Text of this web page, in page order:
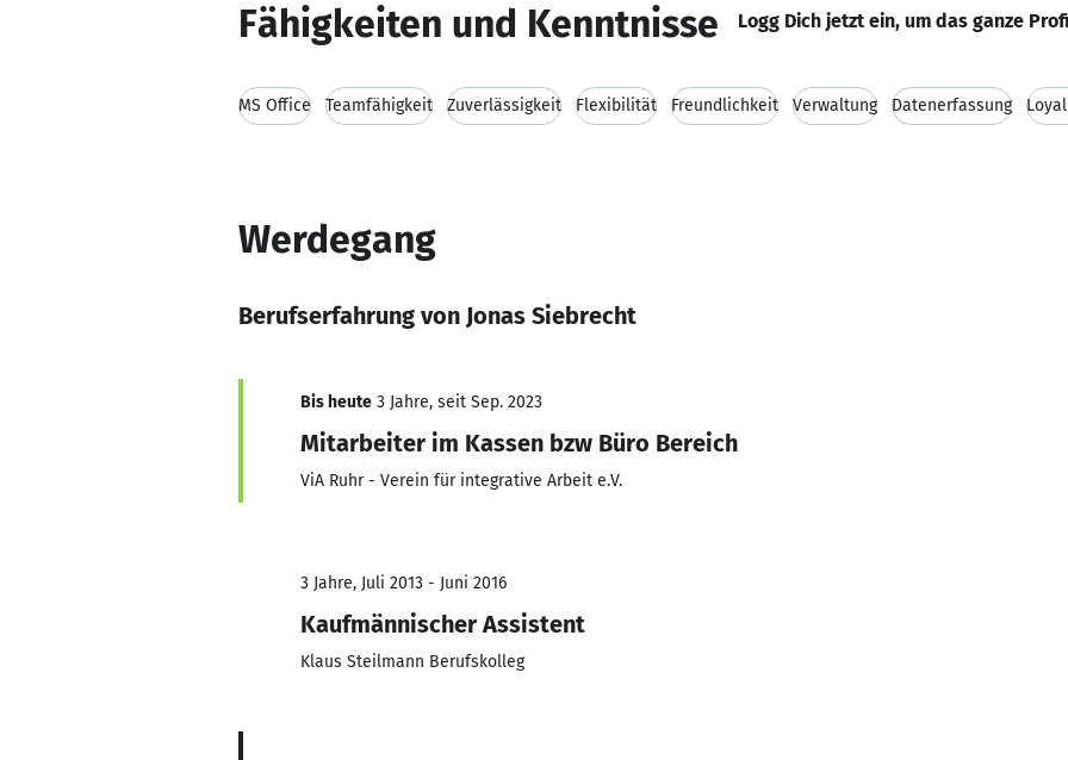
Fähigkeiten und Kenntnisse Logg Dich jetzt ein, um das ganze
MS Office Teamfähigkeit Zuverlässigkeit Flexibilität Freundlichkeit Verwaltung Datenerfassung
Werdegang
Berufserfahrung von Jonas Siebrecht
Bis heute 3 Jahre, seit Sep. 2023
Mitarbeiter im Kassen bzw Büro Bereich
ViA Ruhr - Verein für integrative Arbeit e.V.
3 Jahre, Juli 2013 - Juni 2016
Kaufmännischer Assistent
Klaus Steilmann Berufskolleg